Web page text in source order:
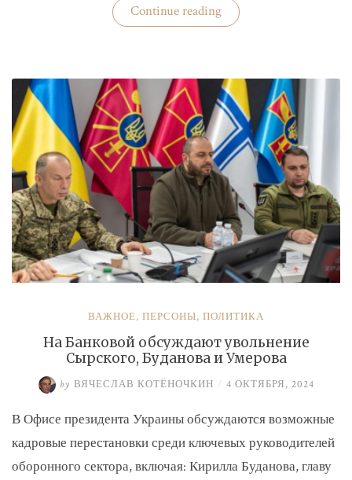
Continue reading«Комитет
ВР
налогов»
ВАЖНОЕ, ПЕРСОНЫ, ПОЛИТИКА
На Банковой обсуждают увольнение
Сырского, Буданова и Умерова
by ВЯЧЕСЛАВ КОТЁНОЧКИН / 4 ОКТЯБРЯ, 2024
В Офисе президента Украины обсуждаются возможные
кадровые перестановки среди ключевых руководителей
оборонного сектора, включая: Кирилла Буданова, главу